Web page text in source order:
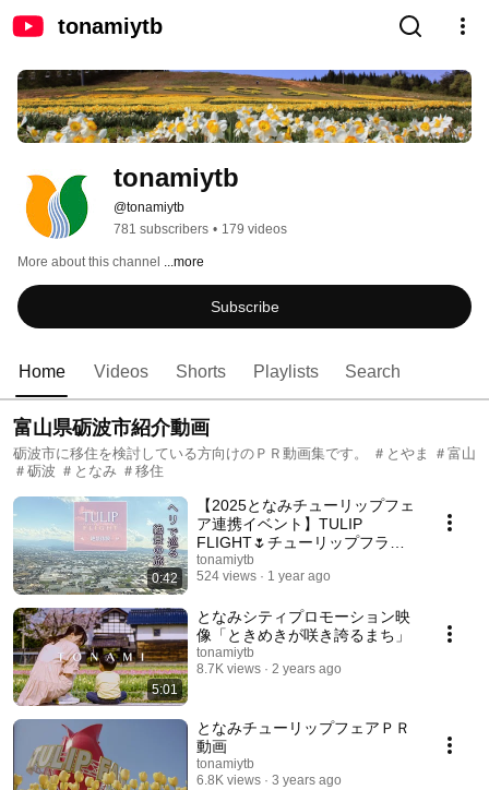
tonamiytb
tonamiytb
@tonamiytb
781 subscribers • 179 videos
More about this channel ...more
Subscribe
Home Videos Shorts Playlists Search
富山県砺波市紹介動画
砺波市に移住を検討している方向けのＰＲ動画集です。 ＃とやま ＃富山
＃砺波 ＃となみ ＃移住
0:42
【2025となみチューリップフェ
ア連携イベント】TULIP
FLIGHT🌷チューリップフライ
ト
tonamiytb
524 views
1 year ago
5:01
となみシティプロモーション映
像「ときめきが咲き誇るまち」
tonamiytb
8.7K views
2 years ago
となみチューリップフェアＰＲ
動画
tonamiytb
6.8K views
3 years ago